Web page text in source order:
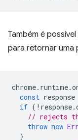
Também é
para retornar uma
chrome. runtime.
const response
if ( ! response.
// rejects
throw new
}